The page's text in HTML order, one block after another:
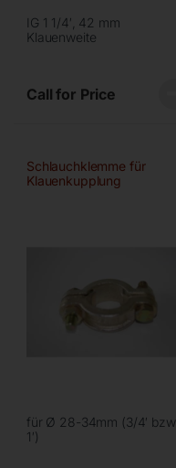
IG 1 1/4′, 42 mm
Klauenweite
Call for Price
Schlauchklemme für
Klauenkupplung
für Ø 28-34mm (3/4′ bzw.
1′)